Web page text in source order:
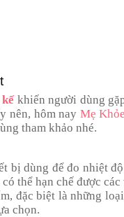
khiến người dùng
nên, hôm nayMẹ
tham khảo nhé.
bị dùng để đo nhiệt
thể hạn chế được
đặc biệt là những
chọn.